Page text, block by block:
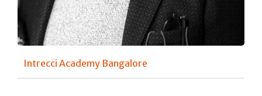
Intrecci Academy Bangalore